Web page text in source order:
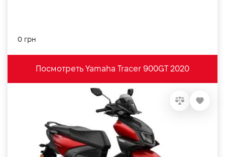
0 грн
Посмотреть Yamaha Tracer 900GT 2020